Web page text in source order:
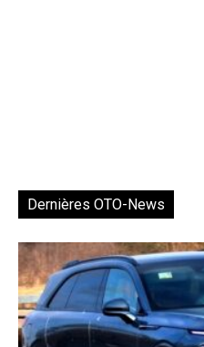
Dernières OTO-News